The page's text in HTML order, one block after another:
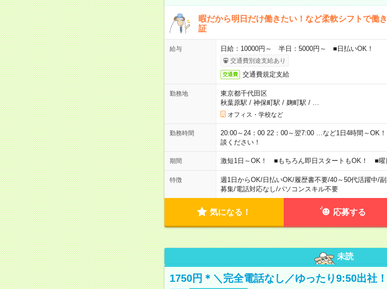
暇だから明日だけ働きたい！など柔軟シフトで働
証
給与 日給：10000円～ 半日：5000円～ ■日払いOK！
交通費別途支給あり
交通費 交通費規定支給
勤務地
東京都千代田区
秋葉原駅 / 神保町駅 / 麹町駅 /
オフィス・学校など
勤務時間
20:00～24：00 22：00～翌7:00 …など1日4時間～OK
談ください！
期間 激短1日～OK！ ■もちろん即日スタートもOK！ ■曜
特徴 週1日からOK/日払いOK/履歴書不要/40～50代活躍中/
募集/電話対応なし/パソコンスキル不要
気になる！ 応募する
未読
1750円＊＼完全電話なし／ゆったり9:50出社